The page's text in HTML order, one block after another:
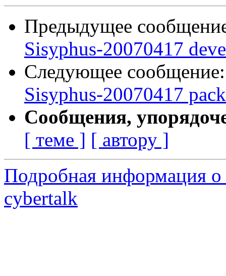
Предыдущее
Sisyphus-20070417
Следующее
Sisyphus-20070417
Сообщения,
[ теме ] [ автору ]
Подробная информация о
cybertalk